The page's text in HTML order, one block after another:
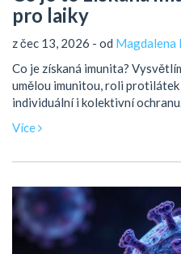
pro laiky
z čec 13, 2026 - od Magdalena
Co je získaná imunita?
umělou imunitou, roli
individuální i kolektivní
Více